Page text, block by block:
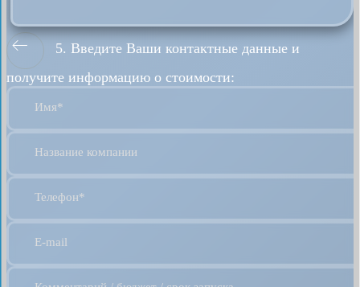
5. Введите Ваши контактные данные и
получите информацию о стоимости:
Имя*
Название компании
Телефон*
E-mail